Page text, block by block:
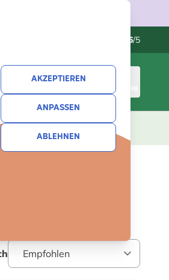
AKZEPTIEREN
ANPASSEN
ABLEHNEN
4.6/5
WARENKORB
NEUHEITEN ANGEBOTE